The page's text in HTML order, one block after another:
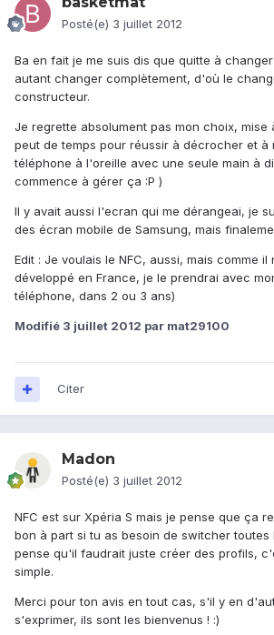
Posté(e) 3 juillet 2012
Ba en fait je me suis dis que quitte à
autant changer complètement, d'où le
constructeur.
Je regrette absolument pas mon choix, mise
peut de temps pour réussir à décrocher et à
téléphone à l'oreille avec une seule main à
commence à gérer ça :P )
Il y avait aussi l'ecran qui me dérangeai, je
des écran mobile de Samsung, mais
Edit : Je voulais le NFC, aussi, mais comme
développé en France, je le prendrai avec
téléphone, dans 2 ou 3 ans)
Modifié 3 juillet 2012 par mat29100
Citer
Madon
Posté(e) 3 juillet 2012
NFC est sur Xpéria S mais je pense que ça
bon à part si tu as besoin de switcher toutes
pense qu'il faudrait juste créer des profils,
simple.
Merci pour ton avis en tout cas, s'il y en
s'exprimer, ils sont les bienvenus ! :)